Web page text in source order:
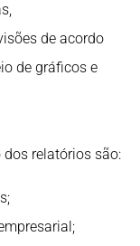
de acordo
de gráficos e
relatórios são: